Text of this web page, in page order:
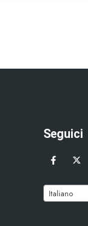
Seguici
Italiano